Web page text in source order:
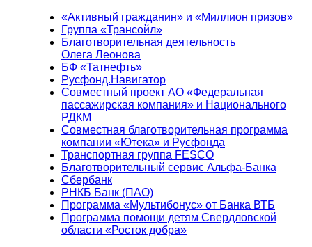
«Активный гражданин» и «Миллион призов»
Группа «Трансойл»
Благотворительная деятельность
Олега Леонова
БФ «Татнефть»
Русфонд.Навигатор
Совместный проект АО «Федеральная
пассажирская компания» и Национального
РДКМ
Совместная благотворительная программа
компании «Ютека» и Русфонда
Транспортная группа FESCO
Благотворительный сервис Альфа-Банка
Сбербанк
РНКБ Банк (ПАО)
Программа «Мультибонус» от Банка ВТБ
Программа помощи детям Свердловской
области «Росток добра»